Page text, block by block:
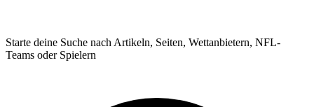
Starte deine Suche nach Artikeln, Seiten, Wettanbietern, NFL-
Teams oder Spielern